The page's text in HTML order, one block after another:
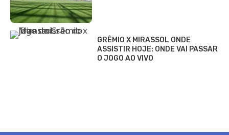
GRÊMIO X MIRASSOL ONDE
ASSISTIR HOJE: ONDE VAI PASSAR
O JOGO AO VIVO